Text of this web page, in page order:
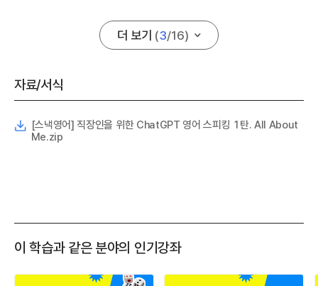
더 보기 (3/16)
자료/서식
[스낵영어] 직장인을 위한 ChatGPT 영어 스피킹 1탄. All About
Me.zip
이 학습과 같은 분야의 인기강좌